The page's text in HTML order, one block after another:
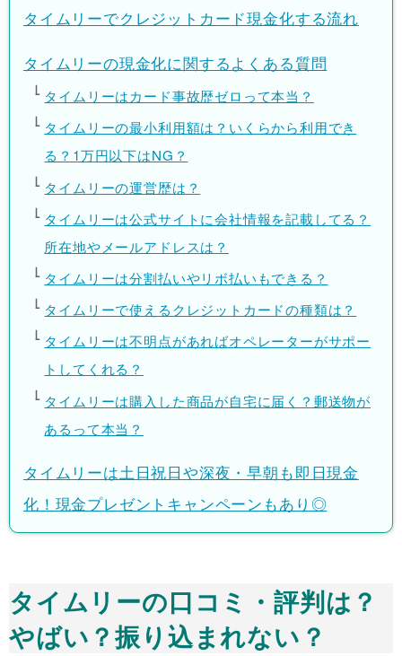
タイムリーでクレジットカード現金化する流れ
タイムリーの現金化に関するよくある質問
タイムリーはカード事故歴ゼロって本当？
タイムリーの最小利用額は？いくらから利用でき
る？1万円以下はNG？
タイムリーの運営歴は？
タイムリーは公式サイトに会社情報を記載してる？
所在地やメールアドレスは？
タイムリーは分割払いやリボ払いもできる？
タイムリーで使えるクレジットカードの種類は？
タイムリーは不明点があればオペレーターがサポー
トしてくれる？
タイムリーは購入した商品が自宅に届く？郵送物が
あるって本当？
タイムリーは土日祝日や深夜・早朝も即日現金
化！現金プレゼントキャンペーンもあり◎
タイムリーの口コミ・評判は？
やばい？振り込まれない？